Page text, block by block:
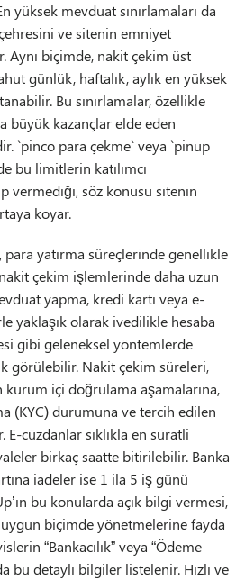
yüksek mevduat sınırlamaları da
ve sitenin emniyet
Aynı biçimde, nakit çekim üst
günlük, haftalık, aylık en yüksek
Bu sınırlamalar, özellikle
büyük kazançlar elde eden
`pinco para çekme` veya `pinup
bu limitlerin katılımcı
vermediği, söz konusu sitenin
koyar.
para yatırma süreçlerinde genellikle
çekim işlemlerinde daha uzun
yapma, kredi kartı veya e-
yaklaşık olarak ivedilikle hesaba
gibi geleneksel yöntemlerde
görülebilir. Nakit çekim süreleri,
içi doğrulama aşamalarına,
(KYC) durumuna ve tercih edilen
E-cüzdanlar sıklıkla en süratli
birkaç saatte bitirilebilir. Banka
iadeler ise 1 ila 5 iş günü
bu konularda açık bilgi vermesi,
uygun biçimde yönetmelerine fayda
“Bankacılık” veya “Ödeme
bu detaylı bilgiler listelenir. Hızlı ve